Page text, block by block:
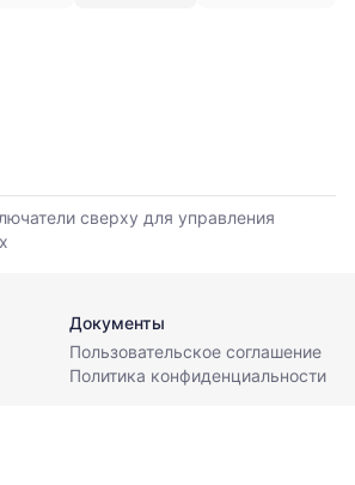
сверху для управления
Документы
Пользовательское соглашение
Политика конфиденциальности